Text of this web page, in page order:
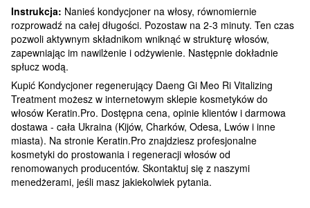
Instrukcja: Nanieś kondycjoner na włosy, równomiernie
rozprowadź na całej długości. Pozostaw na 2-3 minuty. Ten czas
pozwoli aktywnym składnikom wniknąć w strukturę włosów,
zapewniając im nawilżenie i odżywienie. Następnie dokładnie
spłucz wodą.
Kupić Kondycjoner regenerujący Daeng Gi Meo Ri Vitalizing
Treatment możesz w internetowym sklepie kosmetyków do
włosów Keratin.Pro. Dostępna cena, opinie klientów i darmowa
dostawa - cała Ukraina (Kijów, Charków, Odesa, Lwów i inne
miasta). Na stronie Keratin.Pro znajdziesz profesjonalne
kosmetyki do prostowania i regeneracji włosów od
renomowanych producentów. Skontaktuj się z naszymi
menedżerami, jeśli masz jakiekolwiek pytania.